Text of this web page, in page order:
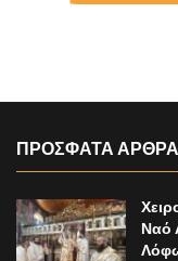
ΠΡΟΣΦΑΤΑ ΑΡΘΡΑ
Ναό